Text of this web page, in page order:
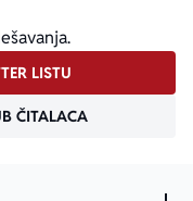
LISTU
ČITALACA